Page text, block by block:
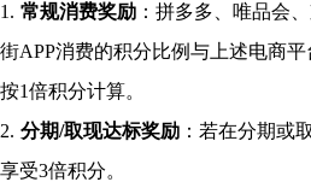
1. 常规消费奖励 ：拼多多、唯品会
街APP消费的积分比例与上述电商
按1倍积分计算。
2. 分期/取现达标奖励 ：若在分期或
享受3倍积分。